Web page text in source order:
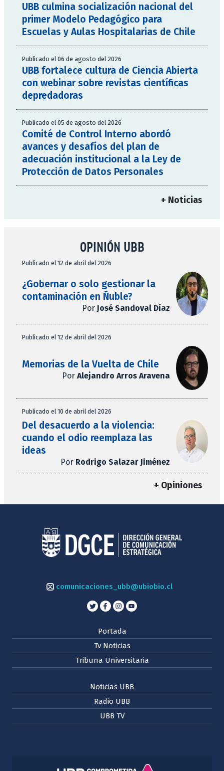
UBB culmina socialización nacional del
primer Modelo Pedagógico para
Escuelas y Aulas Hospitalarias de Chile
Publicado el 06 de agosto del 2026
UBB fortalece cultura de Ciencia Abierta
con webinar sobre revistas científicas
depredadoras
Publicado el 05 de agosto del 2026
Comité de Control Interno abordó
avances y desafíos del plan de
adecuación institucional a la Ley de
Protección de Datos Personales
+ Noticias
OPINIÓN UBB
Publicado el 12 de abril del 2026
¿Gobernar o solo gestionar la
contaminación en Ñuble?
Por José Sandoval Díaz
Publicado el 12 de abril del 2026
Memorias de la Vuelta de Chile
Por Alejandro Arros Aravena
Publicado el 10 de abril del 2026
Del desacuerdo a la violencia:
cuando el odio reemplaza las
ideas
Por Rodrigo Salazar Jiménez
+ Opiniones
comunicaciones_ubb@ubiobio.cl
Portada
Tv Noticias
Tribuna Universitaria
Noticias UBB
Radio UBB
UBB TV